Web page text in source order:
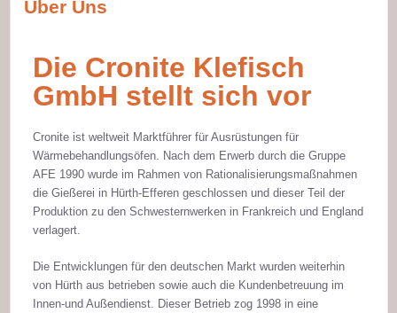
Über Uns
Die Cronite Klefisch
GmbH stellt sich vor
Cronite ist weltweit Marktführer für Ausrüstungen für
Wärmebehandlungsöfen. Nach dem Erwerb durch die Gruppe
AFE 1990 wurde im Rahmen von Rationalisierungsmaßnahmen
die Gießerei in Hürth-Efferen geschlossen und dieser Teil der
Produktion zu den Schwesternwerken in Frankreich und England
verlagert.
Die Entwicklungen für den deutschen Markt wurden weiterhin
von Hürth aus betrieben sowie auch die Kundenbetreuung im
Innen-und Außendienst. Dieser Betrieb zog 1998 in eine